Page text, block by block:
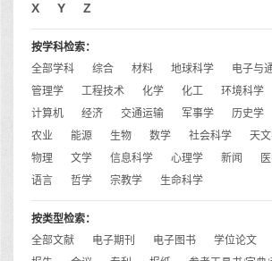
X
Y Z
按学科检索：
全部学科
综合 材料 地球科学 电子与
管理学
工程技术 化学 化工 环境科学
计算机
经济 交通运输 军事学 历史学
农业
能源 生物 数学 社会科学 天
物理
文学 信息科学 心理学 新闻
语言
哲学 宗教学 生命科学
按类型检索：
全部文献
电子期刊 电子图书 学位论文